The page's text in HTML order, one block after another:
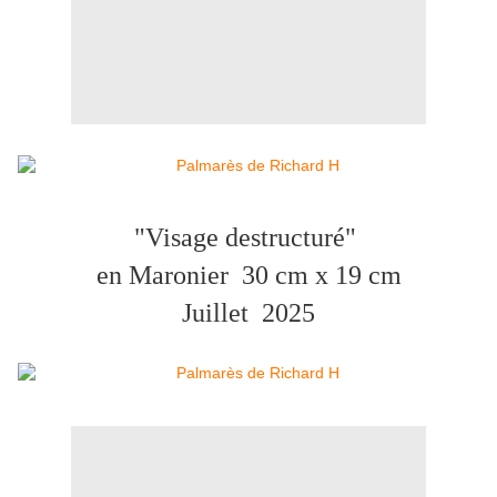
"Visage destructuré"
en Maronier 30 cm x 19 cm
Juillet 2025